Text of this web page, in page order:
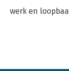
werk en